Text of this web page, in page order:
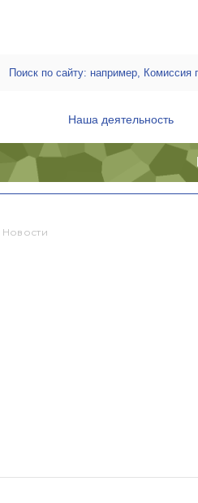
Наша деятельность
Новости